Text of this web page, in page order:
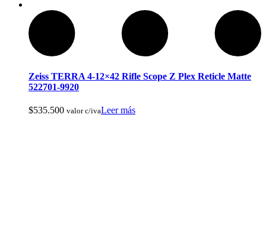
Zeiss TERRA 4-12×42 Rifle Scope Z Plex Reticle Matte
522701-9920
$535.500 valor c/ivaLeer más